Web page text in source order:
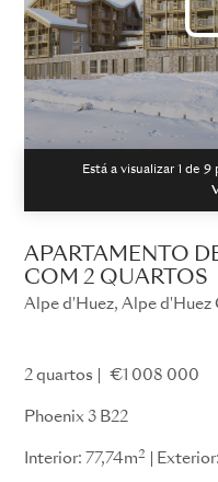
Está a visualizar 1 de 9
APARTAMENTO
COM 2 QUARTOS
Alpe d'Huez, Alpe d'Huez
2 quartos €1 008 000
Phoenix 3 B22
Interior: 77,74m2